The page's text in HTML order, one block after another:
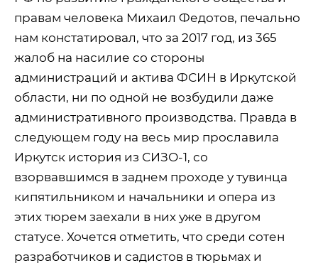
правам человека Михаил Федотов, печально
нам констатировал, что за 2017 год, из 365
жалоб на насилие со стороны
администраций и актива ФСИН в Иркутской
области, ни по одной не возбудили даже
административного производства. Правда в
следующем году на весь мир прославила
Иркутск история из СИЗО-1, со
взорвавшимся в заднем проходе у тувинца
кипятильником и начальники и опера из
этих тюрем заехали в них уже в другом
статусе. Хочется отметить, что среди сотен
разработчиков и садистов в тюрьмах и